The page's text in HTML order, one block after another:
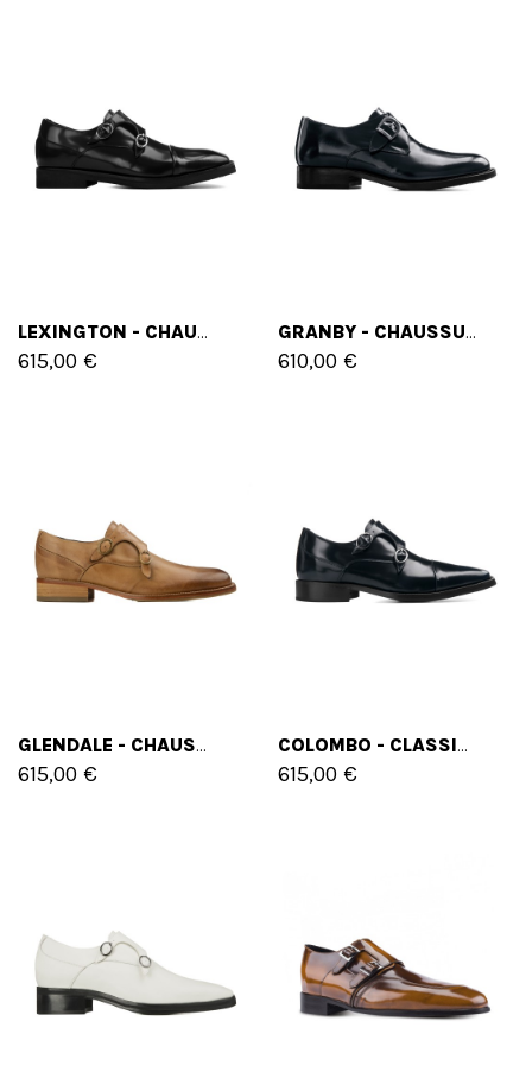
LEXINGTON - CHAUSSURES CLASSIQUES REHAUSSANTES EN CUIR BROSSÉ DE 6 CM À 8 CM EN PLUS
615,00 €
GRANBY - CHAUSSURES CLASSIQUES REHAUSSANTES EN CUIR BROSSÉ DE 6 CM À 8 CM EN PLUS
610,00 €
GLENDALE - CHAUSSURES CLASSIQUES REHAUSSANTES EN CUIR PLEINE FLEUR DE 6 CM À 8 CM EN PLUS
615,00 €
COLOMBO - CLASSIQUES CHAUSSURES REHAUSSANTES EN CUIR BROSSÉ DE 6 CM À 8 CM EN PLUS
615,00 €